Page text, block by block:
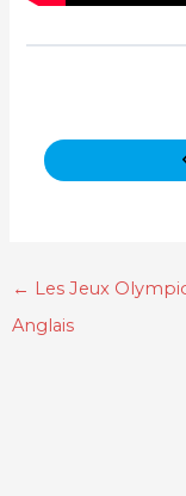
← Les Jeux
Anglais